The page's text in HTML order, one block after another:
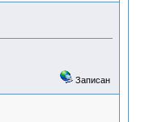
Записан